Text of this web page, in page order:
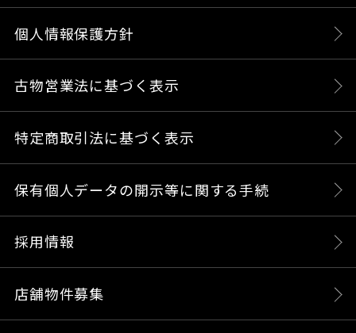
個人情報保護方針
古物営業法に基づく表示
特定商取引法に基づく表示
保有個人データの開示等に関する手続
採用情報
店舗物件募集